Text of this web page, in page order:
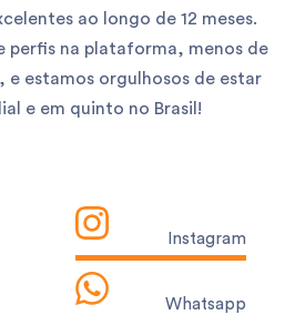
ao longo de 12 meses.
perfis na plataforma, menos de
e estamos orgulhosos de estar
e em quinto no Brasil!
Instagram
Whatsapp